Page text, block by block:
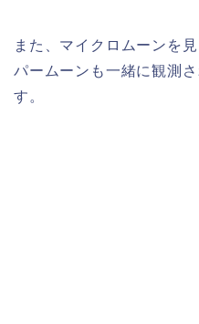
また、マイクロムーンを
パームーンも一緒に観測
す。